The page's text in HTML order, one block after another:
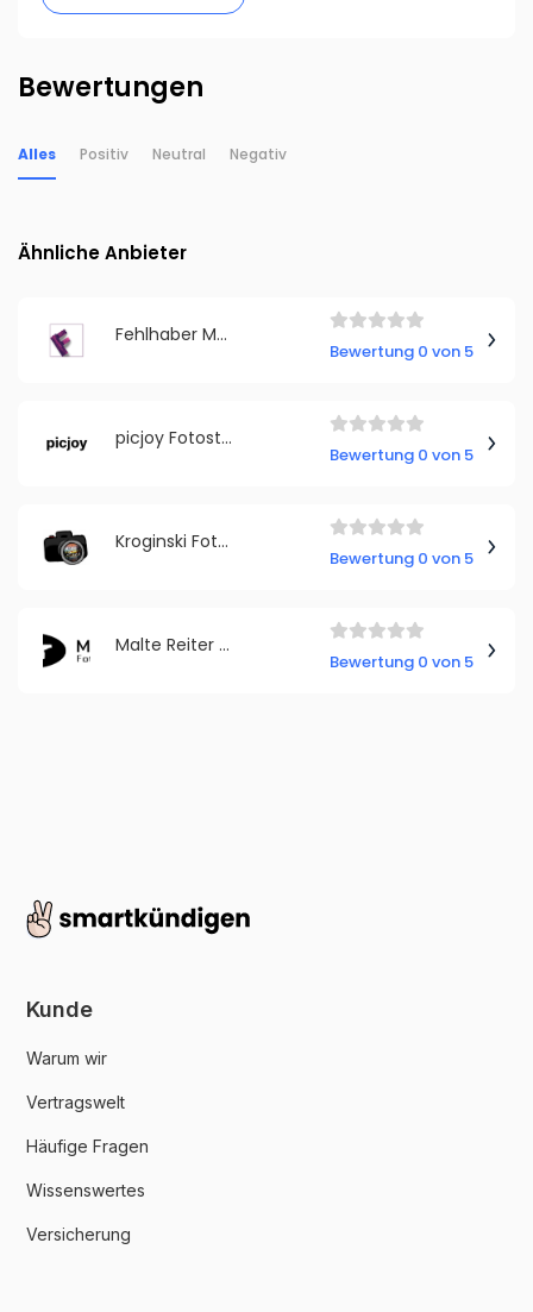
Bewertungen
Alles Positiv Neutral Negativ
Ähnliche Anbieter
Fehlhaber Mediagraphy
Bewertung 0 von 5
picjoy Fotostudio Bochum Innenstadt
Bewertung 0 von 5
Kroginski Fotografie
Bewertung 0 von 5
Malte Reiter Fotografie
Bewertung 0 von 5
Kunde
Warum wir
Vertragswelt
Häufige Fragen
Wissenswertes
Versicherung